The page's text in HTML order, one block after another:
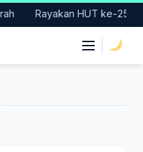
Rayakan HUT ke-25,